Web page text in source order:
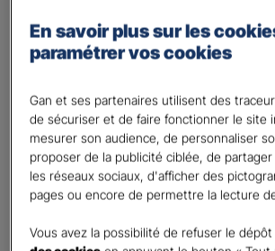
Information sur votre besoin
Quels sont vos besoins ?
Préparer ma retraite
Percevoir un complément de revenu
retraite
Percevoir un capital
En savoir plus sur les
paramétrer vos cookies
Gan et ses partenaires utilisent des
de sécuriser et de faire fonctionner le site
mesurer son audience, de personnaliser
proposer de la publicité ciblée, de
les réseaux sociaux, d'afficher des
pages ou encore de permettre la lecture
Vous avez la possibilité de refuser le dépôt